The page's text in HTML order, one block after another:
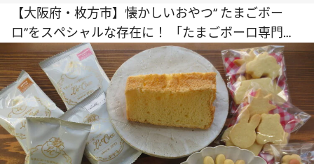
【大阪府・枚方市】懐かしいおやつ“ たまごボー
ロ”をスペシャルな存在に！ 「たまごボーロ専門
店 Le Coco（ルココ）」